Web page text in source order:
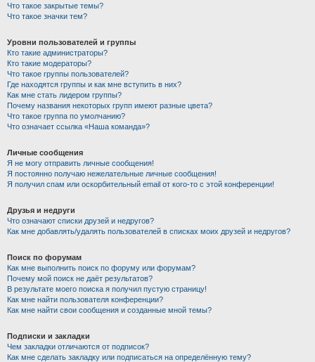
Что такое закрытые темы?
Что такое значки тем?
Уровни пользователей и группы
Кто такие администраторы?
Кто такие модераторы?
Что такое группы пользователей?
Где находятся группы и как мне вступить в них?
Как мне стать лидером группы?
Почему названия некоторых групп имеют разные цвета?
Что такое группа по умолчанию?
Что означает ссылка «Наша команда»?
Личные сообщения
Я не могу отправить личные сообщения!
Я постоянно получаю нежелательные личные сообщения!
Я получил спам или оскорбительный email от кого-то с этой конференции!
Друзья и недруги
Что означают списки друзей и недругов?
Как мне добавлять/удалять пользователей в списках моих друзей и недругов?
Поиск по форумам
Как мне выполнить поиск по форуму или форумам?
Почему мой поиск не даёт результатов?
В результате моего поиска я получил пустую страницу!
Как мне найти пользователя конференции?
Как мне найти свои сообщения и созданные мной темы?
Подписки и закладки
Чем закладки отличаются от подписок?
Как мне сделать закладку или подписаться на определённую тему?